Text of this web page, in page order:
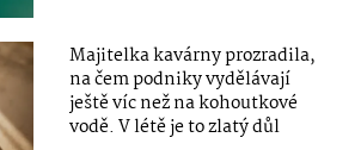
Majitelka kavárny prozradila,
na čem podniky vydělávají
ještě víc než na kohoutkové
vodě. V létě je to zlatý důl